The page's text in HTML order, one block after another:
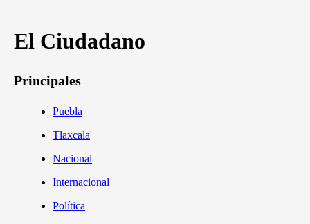
El Ciudadano
Principales
Puebla
Tlaxcala
Nacional
Internacional
Política